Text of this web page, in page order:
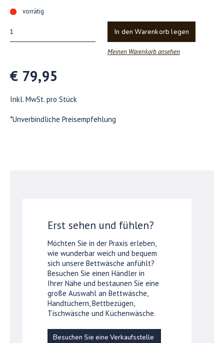
vorrätig
In den Warenkorb legen
Meinen Warenkorb ansehen
€ 79,95
Inkl. MwSt. pro Stück
*Unverbindliche Preisempfehlung
Erst sehen und fühlen?
Möchten Sie in der Praxis erleben,
wie wunderbar weich und bequem
sich unsere Bettwäsche anfühlt?
Besuchen Sie einen Händler in
Ihrer Nähe und bestaunen Sie eine
große Auswahl an Bettwäsche,
Handtüchern, Bettbezügen,
Tischwäsche und Küchenwäsche.
Besuchen Sie eine Verkaufsstelle